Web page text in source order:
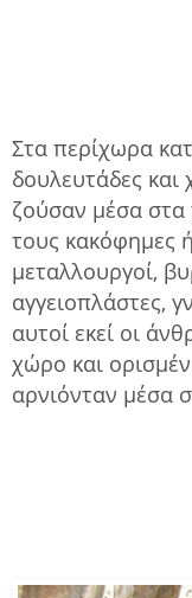
Στα περίχωρα
δουλευτάδες και
ζούσαν μέσα στα
τους κακόφημες
μεταλλουργοί,
αγγειοπλάστες,
αυτοί εκεί οι
χώρο και
αρνιόνταν μέσα